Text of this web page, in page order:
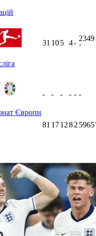
31 105 4-
2349
ʼ
Європи
- - - - - -
81 171282